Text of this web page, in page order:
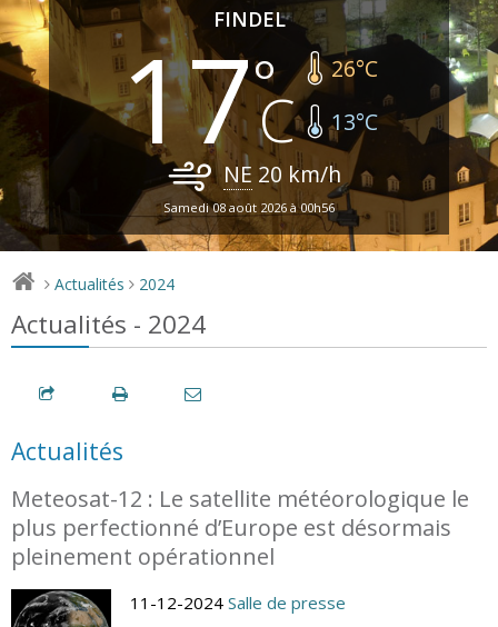
FINDEL
17 26°C
13°C
NE 20 km/h
Samedi 08 août 2026 à 00h56
> Actualités > 2024
Actualités - 2024
Actualités
Meteosat-12 : Le satellite météorologique le
plus perfectionné d’Europe est désormais
pleinement opérationnel
11-12-2024 Salle de presse